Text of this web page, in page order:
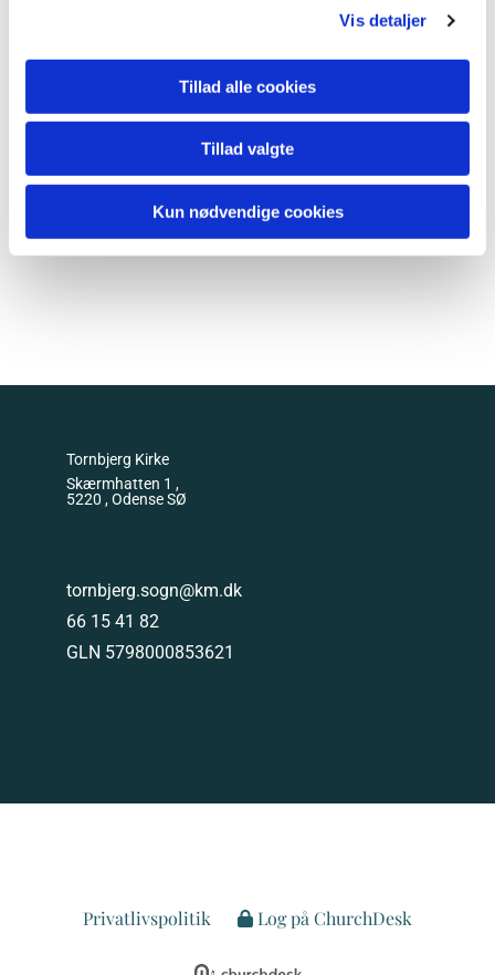
Vis detaljer
Tillad alle cookies
Tillad valgte
Kun nødvendige cookies
Tornbjerg Kirke
Skærmhatten 1 ,
5220 , Odense SØ
tornbjerg.sogn@km.dk
66 15 41 82
GLN 5798000853621
Privatlivspolitik Log på ChurchDesk